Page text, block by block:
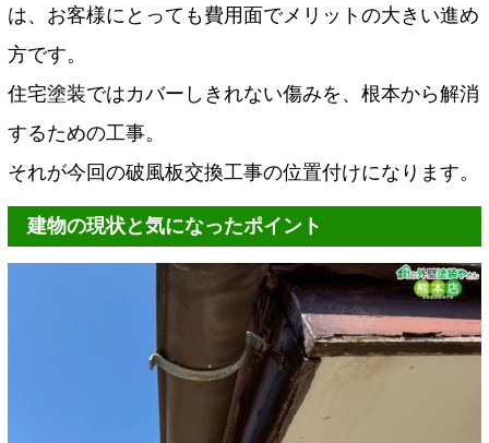
は、お客様にとっても費用面でメリットの大きい進め
方です。
住宅塗装ではカバーしきれない傷みを、根本から解消
するための工事。
それが今回の破風板交換工事の位置付けになります。
建物の現状と気になったポイント